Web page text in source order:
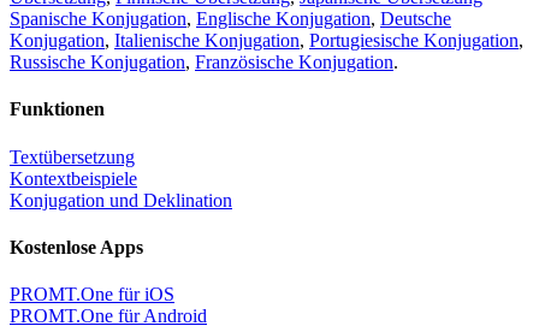
Übersetzung teilen
×
Direkter Link zur Übersetzung: